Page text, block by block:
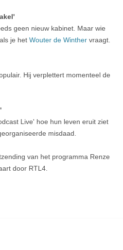
geen nieuw kabinet. Maar wie
als je het Wouter de Winther vraagt.
Hij verplettert momenteel de
Live' hoe hun leven eruit ziet
misdaad.
van het programma Renze
door RTL4.